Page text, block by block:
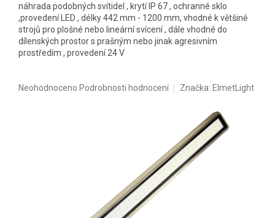
náhrada podobných svítidel , krytí IP 67 , ochranné sklo
,provedení LED , délky 442 mm - 1200 mm, vhodné k většině
strojů pro plošné nebo lineární svícení , dále vhodné do
dílenských prostor s prašným nebo jinak agresivním
prostředím , provedení 24 V
Průměrné hodnocení produktu je 0,0 z 5 hvězdiček.
Neohodnoceno Podrobnosti hodnocení Značka: ElmetLight